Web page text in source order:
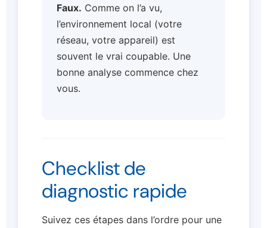
Faux. Comme on l’a vu,
l’environnement local (votre
réseau, votre appareil) est
souvent le vrai coupable. Une
bonne analyse commence chez
vous.
Checklist de
diagnostic rapide
Suivez ces étapes dans l’ordre pour une